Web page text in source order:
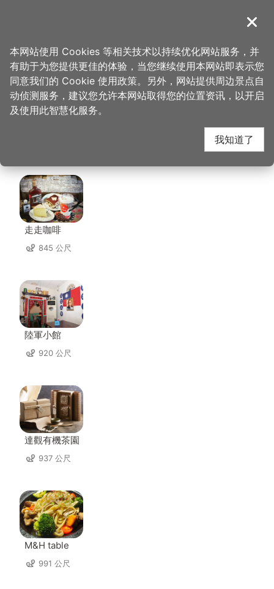
導覽
首页 > 想去的地方 > 美食、购物 > 日和. まいにち
日和. まいにち 周边店
家
走走咖啡
845 公尺
陸軍小館
920 公尺
達觀有機茶園
937 公尺
M&H table
991 公尺
关闭
本网站使用 Cookies 等相关技术以持续优化网站服务，并
有助于为您提供更佳的体验，当您继续使用本网站即表示您
同意我们的 Cookie 使用政策。另外，网站提供周边景点自
动侦测服务，建议您允许本网站取得您的位置资讯，以开启
及使用此智慧化服务。
我知道了